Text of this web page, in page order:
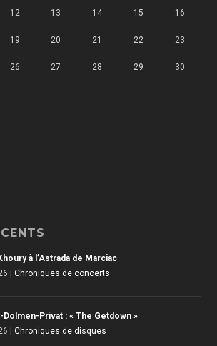
12 13 14 15 16
19 20 21 22 23
26 27 28 29 30
à l’Astrada de Marciac
|Chroniques de concerts
Privat : « The Getdown »
|Chroniques de disques